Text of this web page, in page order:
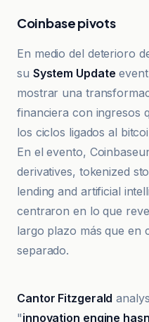
Coinbase pivots
En medio del deterioro
su System Update
mostrar una
financiera con ingresos
los ciclos ligados al
En el evento,
derivatives, tokenized
lending and artificial
centraron en lo que
largo plazo más que en
separado.
Cantor Fitzgerald
"innovation engine